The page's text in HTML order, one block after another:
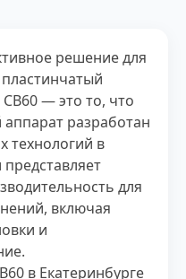
решение для
— это то, что
разработан
технологий в
для
включая
и
в Екатеринбурге